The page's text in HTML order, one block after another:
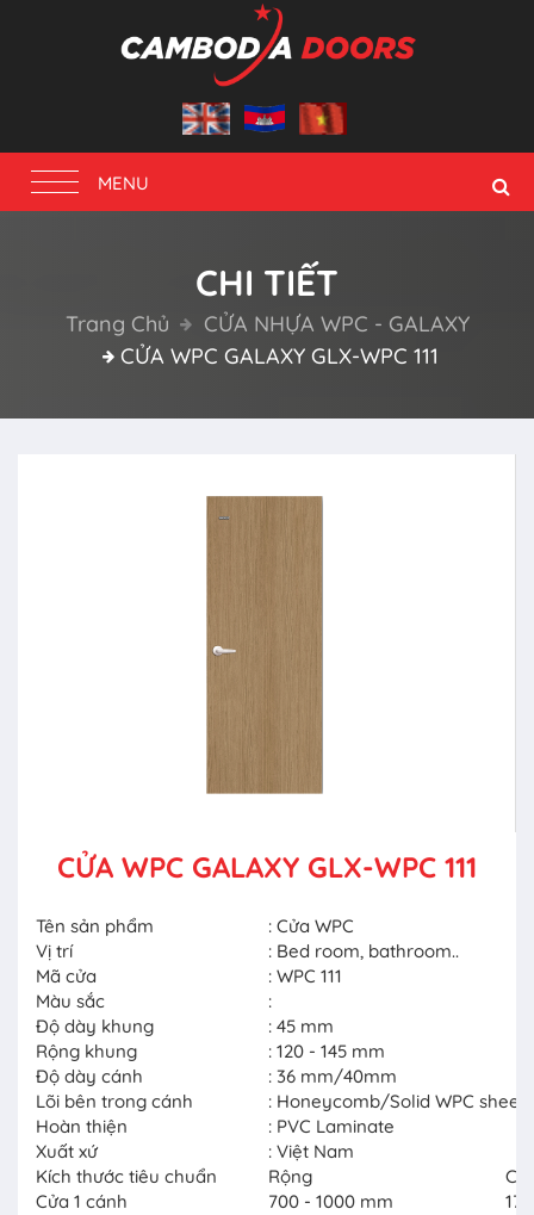
Toggle
navigation
MENU
CHI TIẾT
Trang Chủ
CỬA NHỰA WPC - GALAXY
CỬA WPC GALAXY GLX-WPC 111
CỬA WPC GALAXY GLX-WPC 111
Tên sản phẩm
: Cửa WPC
Vị trí
: Bed room, bathroom..
Mã cửa
: WPC 111
Màu sắc
:
Độ dày khung
: 45 mm
Rộng khung
: 120 - 145 mm
Độ dày cánh
: 36 mm/40mm
Lõi bên trong cánh
: Honeycomb/Solid WPC sheet
Hoàn thiện
: PVC Laminate
Xuất xứ
: Việt Nam
Kích thước tiêu chuẩn
Rộng
Cửa 1 cánh
700 - 1000 mm